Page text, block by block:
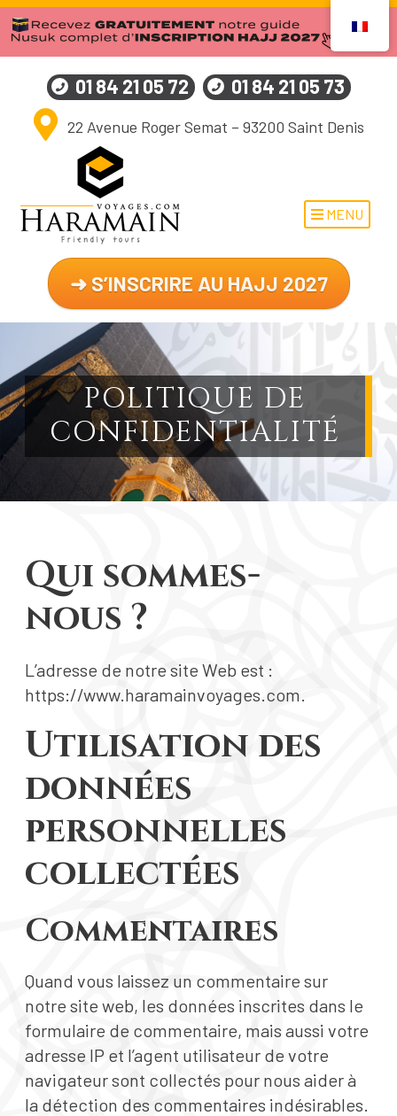
01 84 21 05 72 01 84 21 05 73
22 Avenue Roger Semat – 93200 Saint Denis
MENU
➜ S’INSCRIRE AU HAJJ 2027
POLITIQUE DE
CONFIDENTIALITÉ
Qui sommes-
nous ?
L’adresse de notre site Web est :
https://www.haramainvoyages.com.
Utilisation des
données
personnelles
collectées
Commentaires
Quand vous laissez un commentaire sur
notre site web, les données inscrites dans le
formulaire de commentaire, mais aussi votre
adresse IP et l’agent utilisateur de votre
navigateur sont collectés pour nous aider à
la détection des commentaires indésirables.